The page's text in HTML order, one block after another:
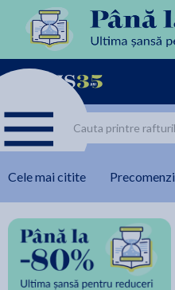
Cele mai citite Precomenzi